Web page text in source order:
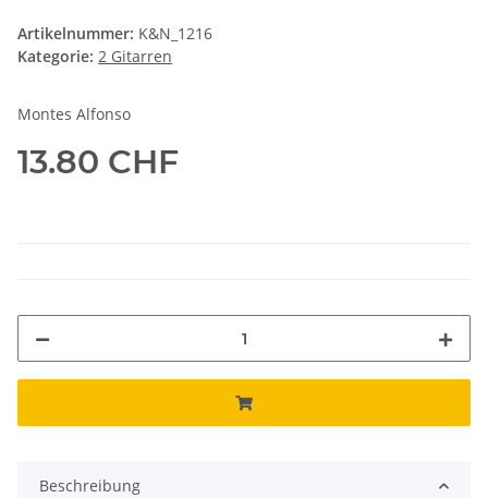
Artikelnummer: K&N_1216
Kategorie: 2 Gitarren
Montes Alfonso
13.80 CHF
Beschreibung